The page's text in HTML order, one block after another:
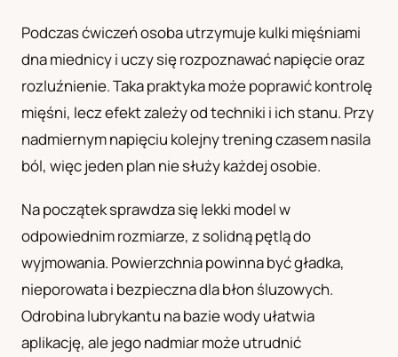
Podczas ćwiczeń osoba utrzymuje kulki mięśniami
dna miednicy i uczy się rozpoznawać napięcie oraz
rozluźnienie. Taka praktyka może poprawić kontrolę
mięśni, lecz efekt zależy od techniki i ich stanu. Przy
nadmiernym napięciu kolejny trening czasem nasila
ból, więc jeden plan nie służy każdej osobie.
Na początek sprawdza się lekki model w
odpowiednim rozmiarze, z solidną pętlą do
wyjmowania. Powierzchnia powinna być gładka,
nieporowata i bezpieczna dla błon śluzowych.
Odrobina lubrykantu na bazie wody ułatwia
aplikację, ale jego nadmiar może utrudnić